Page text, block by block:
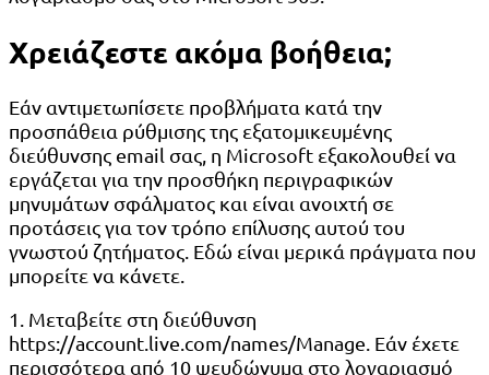
Χρειάζεστε ακόμα βοήθεια;
Εάν αντιμετωπίσετε προβλήματα κατά την
προσπάθεια ρύθμισης της εξατομικευμένης
διεύθυνσης email σας, η Microsoft εξακολουθεί να
εργάζεται για την προσθήκη περιγραφικών
μηνυμάτων σφάλματος και είναι ανοιχτή σε
προτάσεις για τον τρόπο επίλυσης αυτού του
γνωστού ζητήματος. Εδώ είναι μερικά πράγματα που
μπορείτε να κάνετε.
1. Μεταβείτε στη διεύθυνση
https://account.live.com/names/Manage. Εάν έχετε
περισσότερα από 10 ψευδώνυμα στο λογαριασμό